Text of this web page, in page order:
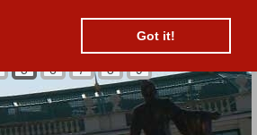
Got it!
9
8
7
6
5